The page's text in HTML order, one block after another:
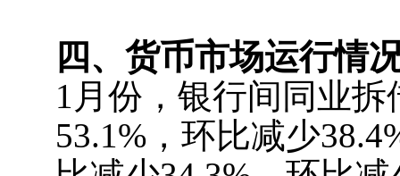
四、货币市场运行情
1月份，银行间同业
53.1%，环比减少